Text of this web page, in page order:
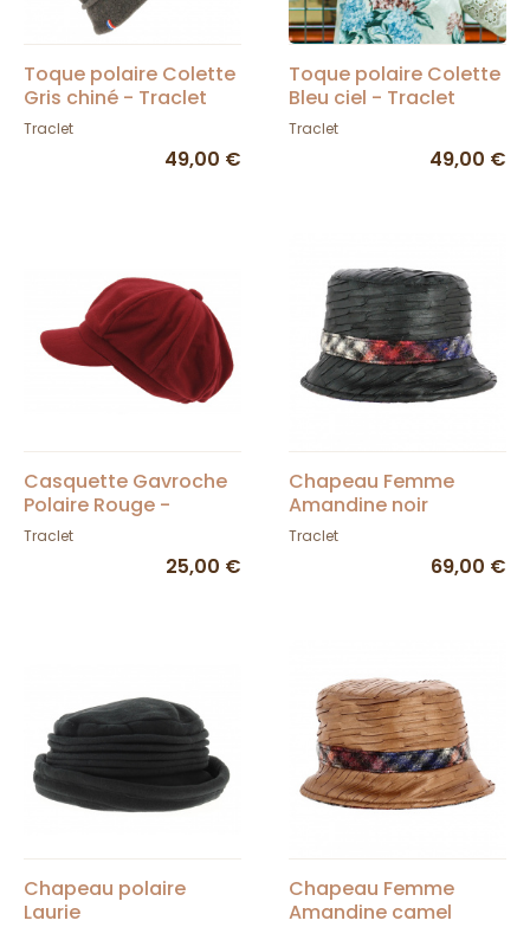
Toque polaire Colette
Gris chiné - Traclet
Traclet
49,00 €
Toque polaire Colette
Bleu ciel - Traclet
Traclet
49,00 €
Casquette Gavroche
Polaire Rouge -
Traclet
Traclet
25,00 €
Chapeau Femme
Amandine noir
Traclet
69,00 €
Chapeau polaire
Laurie
Chapeau Femme
Amandine camel